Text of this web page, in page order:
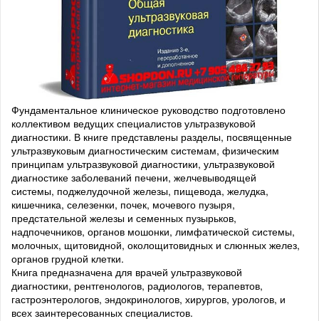
Фундаментальное клиническое руководство подготовлено
коллективом ведущих специалистов ультразвуковой
диагностики. В книге представлены разделы, посвященные
ультразвуковым диагностическим системам, физическим
принципам ультразвуковой диагностики, ультразвуковой
диагностике заболеваний печени, желчевыводящей
системы, поджелудочной железы, пищевода, желудка,
кишечника, селезенки, почек, мочевого пузыря,
предстательной железы и семенных пузырьков,
надпочечников, органов мошонки, лимфатической системы,
молочных, щитовидной, околощитовидных и слюнных желез,
органов грудной клетки.
Книга предназначена для врачей ультразвуковой
диагностики, рентгенологов, радиологов, терапевтов,
гастроэнтерологов, эндокринологов, хирургов, урологов, и
всех заинтересованных специалистов.